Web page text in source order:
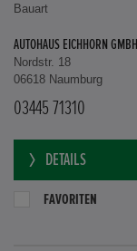
Bauart
AUTOHAUS EICHHORN GMBH
Nordstr. 18
06618 Naumburg
03445 71310
DETAILS
FAVORITEN